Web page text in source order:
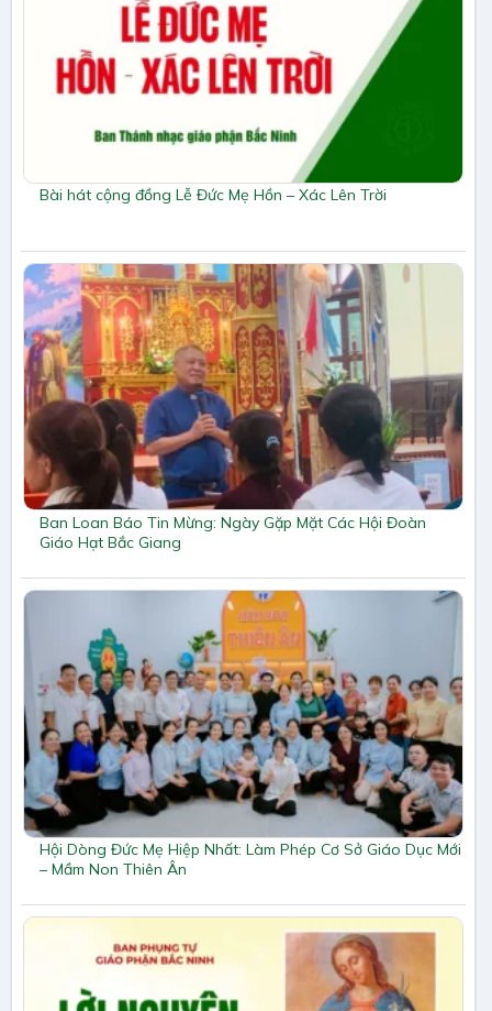
Bài hát cộng đồng Lễ Đức Mẹ Hồn – Xác Lên Trời
Ban Loan Báo Tin Mừng: Ngày Gặp Mặt Các Hội Đoàn
Giáo Hạt Bắc Giang
Hội Dòng Đức Mẹ Hiệp Nhất: Làm Phép Cơ Sở Giáo Dục Mới
– Mầm Non Thiên Ân